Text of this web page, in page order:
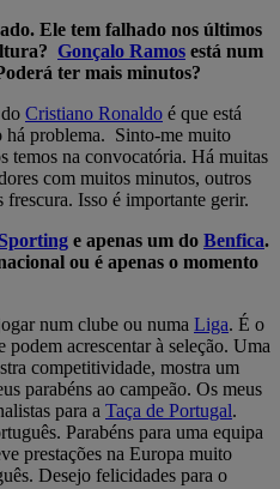
Ele tem falhado nos últimos
Gonçalo Ramos está num
ter mais minutos?
Cristiano Ronaldo é que está
há problema. Sinto-me muito
temos na convocatória. Há muitas
com muitos minutos, outros
Isso é importante gerir.
Sporting e apenas um do Benfica.
ou é apenas o momento
num clube ou numa Liga. É o
acrescentar à seleção. Uma
competitividade, mostra um
parabéns ao campeão. Os meus
para a Taça de Portugal.
Parabéns para uma equipa
prestações na Europa muito
Desejo felicidades para o